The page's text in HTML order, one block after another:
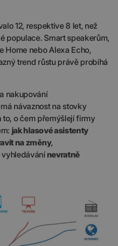
12, respektive 8 let, než
populace. Smart speakerům,
Home nebo Alexa Echo,
trend růstu právě probíhá
nakupování
návaznost na stovky
o čem přemýšlejí firmy
jak hlasové asistenty
na změny,
vyhledávánínevratně